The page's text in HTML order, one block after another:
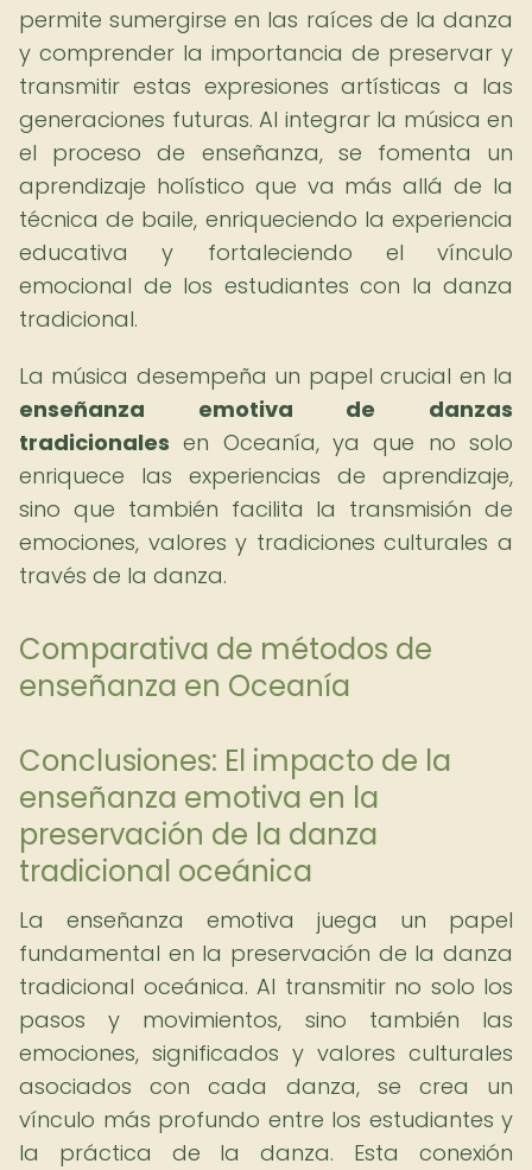
permite sumergirse en las raíces de la danza
y comprender la importancia de preservar y
transmitir estas expresiones artísticas a las
generaciones futuras. Al integrar la música en
el proceso de enseñanza, se fomenta un
aprendizaje holístico que va más allá de la
técnica de baile, enriqueciendo la experiencia
educativa y fortaleciendo el vínculo
emocional de los estudiantes con la danza
tradicional.
La música desempeña un papel crucial en la
enseñanza emotiva de danzas
tradicionales en Oceanía, ya que no solo
enriquece las experiencias de aprendizaje,
sino que también facilita la transmisión de
emociones, valores y tradiciones culturales a
través de la danza.
Comparativa de métodos de
enseñanza en Oceanía
Conclusiones: El impacto de la
enseñanza emotiva en la
preservación de la danza
tradicional oceánica
La enseñanza emotiva juega un papel
fundamental en la preservación de la danza
tradicional oceánica. Al transmitir no solo los
pasos y movimientos, sino también las
emociones, significados y valores culturales
asociados con cada danza, se crea un
vínculo más profundo entre los estudiantes y
la práctica de la danza. Esta conexión